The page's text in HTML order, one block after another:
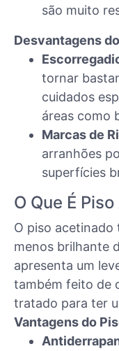
são muito
Desvantagens
tornar
cuidados
áreas como
Marcas de
arranhões
superfícies
O Que É
O piso acetinado
menos brilhante
apresenta um
também feito de
tratado para ter
Vantagens do